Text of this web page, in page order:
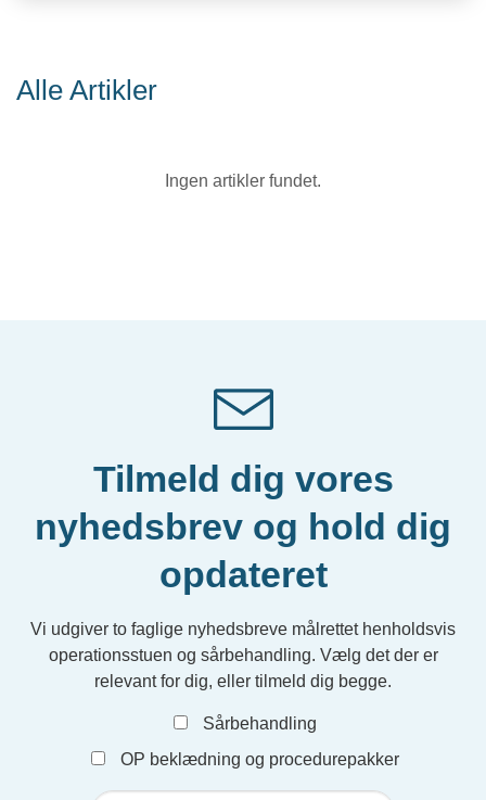
Alle Artikler
Ingen artikler fundet.
Tilmeld dig vores
nyhedsbrev og hold dig
opdateret
Vi udgiver to faglige nyhedsbreve målrettet henholdsvis
operationsstuen og sårbehandling. Vælg det der er
relevant for dig, eller tilmeld dig begge.
Sårbehandling
OP beklædning og procedurepakker